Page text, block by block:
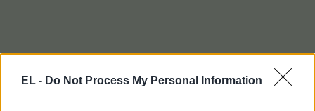
EL - Do Not Process My Personal Information